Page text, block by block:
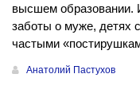
высшем образовании.
заботы о муже, детях
частыми
Анатолий Пастухов